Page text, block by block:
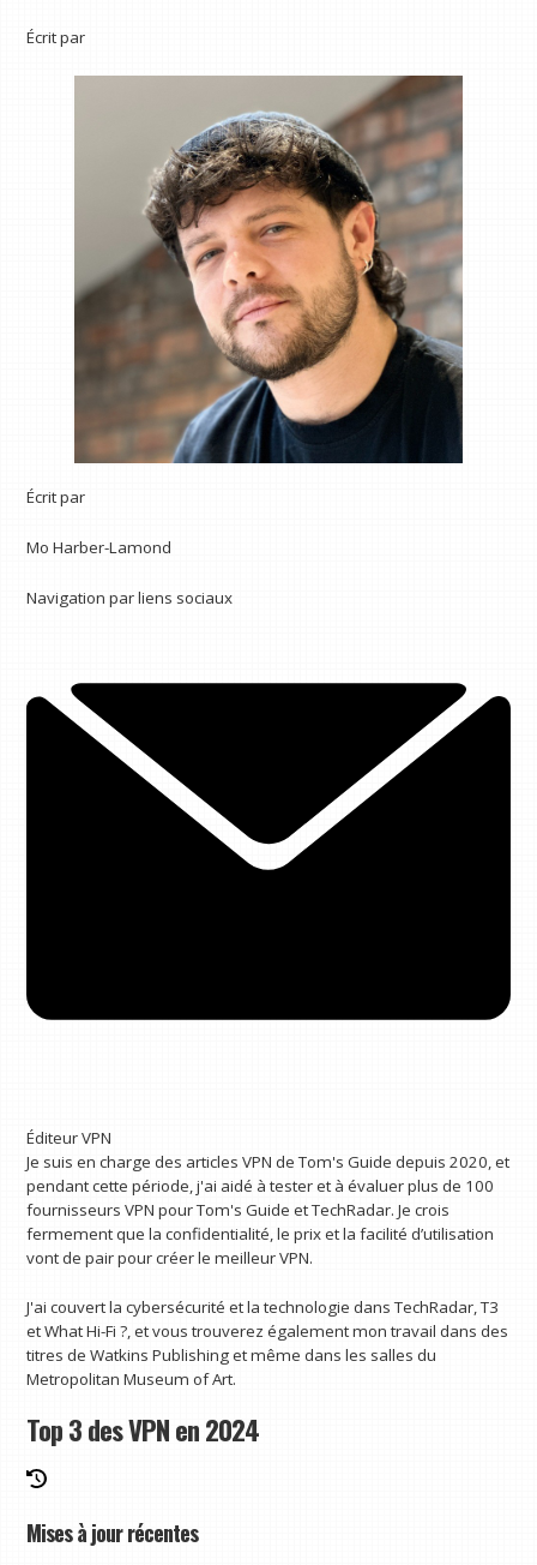
Écrit par
Écrit par
Mo Harber-Lamond
Navigation par liens sociaux
Éditeur VPN
Je suis en charge des articles VPN de Tom's Guide depuis 2020, et
pendant cette période, j'ai aidé à tester et à évaluer plus de 100
fournisseurs VPN pour Tom's Guide et TechRadar. Je crois
fermement que la confidentialité, le prix et la facilité d’utilisation
vont de pair pour créer le meilleur VPN.
J'ai couvert la cybersécurité et la technologie dans TechRadar, T3
et What Hi-Fi ?, et vous trouverez également mon travail dans des
titres de Watkins Publishing et même dans les salles du
Metropolitan Museum of Art.
Top 3 des VPN en 2024
Mises à jour récentes